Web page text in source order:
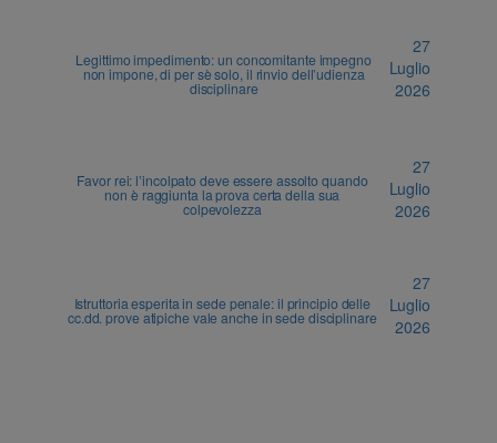
Legittimo impedimento: un concomitante impegno
non impone, di per sè solo, il rinvio dell’udienza
disciplinare
27
Luglio
2026
Favor rei: l’incolpato deve essere assolto quando
non è raggiunta la prova certa della sua
colpevolezza
27
Luglio
2026
Istruttoria esperita in sede penale: il principio delle
cc.dd. prove atipiche vale anche in sede disciplinare
27
Luglio
2026